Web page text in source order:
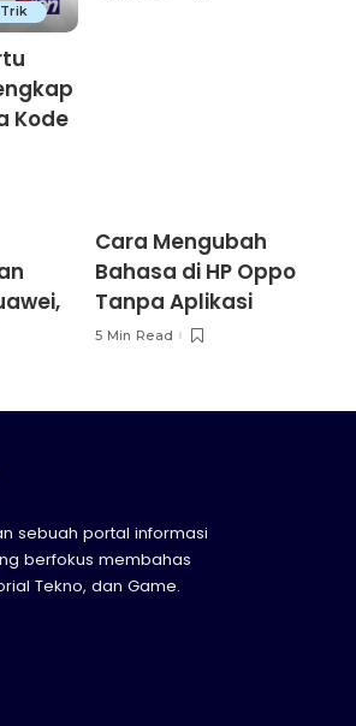
Kode
Cara Mengubah
Bahasa di HP Oppo
Tanpa Aplikasi
5 Min Read
sebuah portal informasi
berfokus membahas
Tekno, dan Game.